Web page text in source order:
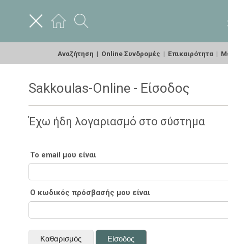
Αναζήτηση | Online Συνδρομές | Επικαιρότητα |
Sakkoulas-Online - Είσοδος
Έχω ήδη λογαριασμό στο σύστημα
Το email μου είναι
Ο κωδικός πρόσβασής μου είναι